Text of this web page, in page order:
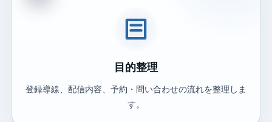
目的整理
登録導線、配信内容、予約・問い合わせの流れを整理しま
す。